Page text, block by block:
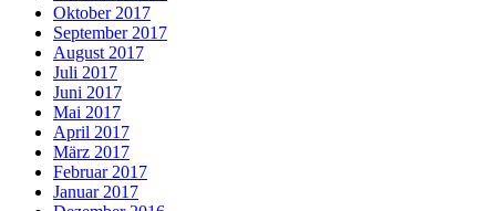
Oktober 2017
September 2017
August 2017
Juli 2017
Juni 2017
Mai 2017
April 2017
März 2017
Februar 2017
Januar 2017